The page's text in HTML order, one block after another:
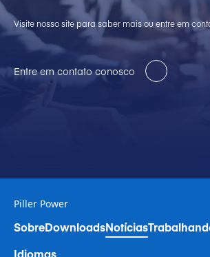
Visite nosso site para saber mais ou entre em
Entre em contato conosco
Piller Power
SobreDownloadsNotícias
Idiomas